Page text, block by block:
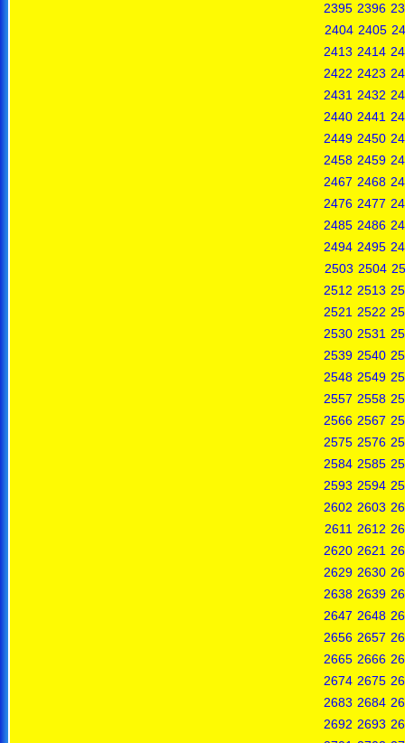
2395 2396
2404 2405
2413 2414
2422 2423
2431 2432
2440 2441
2449 2450
2458 2459
2467 2468
2476 2477
2485 2486
2494 2495
2503 2504
2512 2513
2521 2522
2530 2531
2539 2540
2548 2549
2557 2558
2566 2567
2575 2576
2584 2585
2593 2594
2602 2603
2611 2612
2620 2621
2629 2630
2638 2639
2647 2648
2656 2657
2665 2666
2674 2675
2683 2684
2692 2693